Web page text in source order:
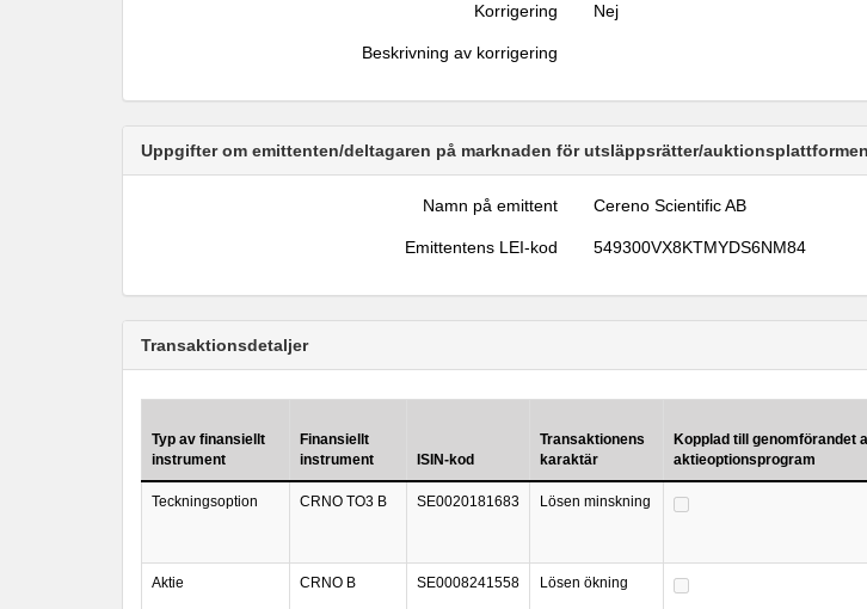
Korrigering Nej
Beskrivning av korrigering
Uppgifter om emittenten/deltagaren på marknaden för utsläppsrätter/
Namn på emittent Cereno Scientific AB
Emittentens LEI-kod 549300VX8KTMYDS6NM84
Transaktionsdetaljer
Typ av finansiellt
instrument
Finansiellt
instrument
ISIN-kod
Transaktionens
karaktär
Kopplad till genomförandet
aktieoptionsprogram
Teckningsoption CRNO TO3 B SE0020181683 Lösen minskning
Aktie CRNO B SE0008241558 Lösen ökning